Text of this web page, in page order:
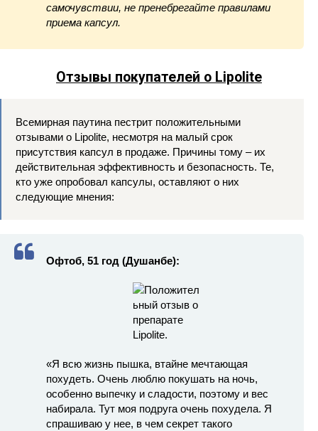
самочувствии, не пренебрегайте правилами
приема капсул.
Отзывы покупателей о Lipolite
Всемирная паутина пестрит положительными
отзывами о Lipolite, несмотря на малый срок
присутствия капсул в продаже. Причины тому – их
действительная эффективность и безопасность. Те,
кто уже опробовал капсулы, оставляют о них
следующие мнения:
Офтоб, 51 год (Душанбе):
«Я всю жизнь пышка, втайне мечтающая
похудеть. Очень люблю покушать на ночь,
особенно выпечку и сладости, поэтому и вес
набирала. Тут моя подруга очень похудела. Я
спрашиваю у нее, в чем секрет такого